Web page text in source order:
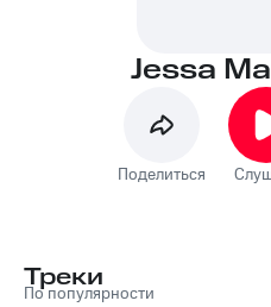
Jessa
Поделиться
Треки
По популярности